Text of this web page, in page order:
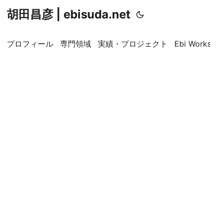
胡田昌彦 | ebisuda.net
プロフィール 専門領域 実績・プロジェクト Ebi